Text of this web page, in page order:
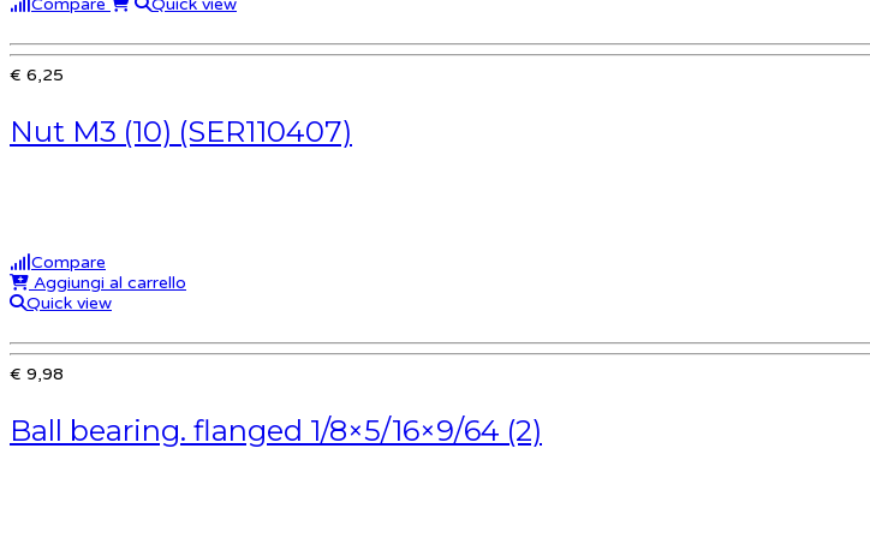
€ 6,25
Nut M3 (10) (SER110407)
Compare
Aggiungi al carrello
Quick view
€ 9,98
Ball bearing. flanged 1/8×5/16×9/64 (2)